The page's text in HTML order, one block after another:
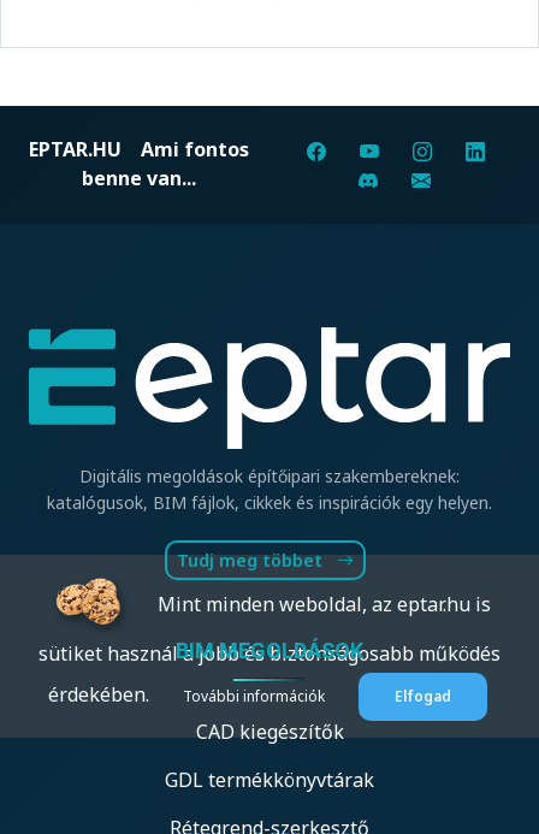
EPTAR.HU Ami fontos
benne van...
Digitális megoldások építőipari szakembereknek:
katalógusok, BIM fájlok, cikkek és inspirációk egy helyen.
Tudj meg többet
BIM MEGOLDÁSOK
CAD kiegészítők
GDL termékkönyvtárak
Rétegrend-szerkesztő
Mint minden weboldal, az eptar.hu is
sütiket használ a jobb és biztonságosabb működés
érdekében.
További információk Elfogad